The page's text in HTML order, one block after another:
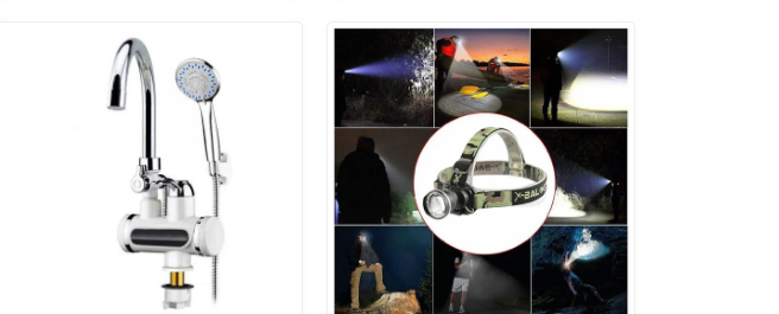
zavarja a természet nyugalmát.